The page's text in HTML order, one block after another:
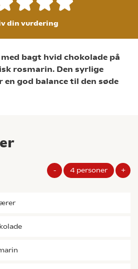
din vurdering
bagt hvid chokolade på
rosmarin. Den syrlige
en god balance til den søde
- 4 personer +